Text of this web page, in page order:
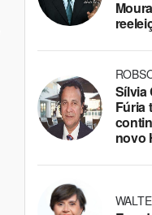
Sílvia
Fúria
novo